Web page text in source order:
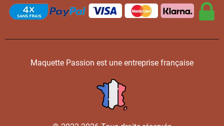
Maquette Passion est une entreprise française